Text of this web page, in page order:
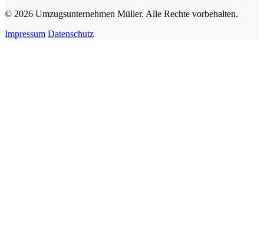
© 2026 Umzugsunternehmen Müller. Alle Rechte vorbehalten.
Impressum Datenschutz